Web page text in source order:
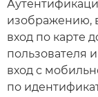
изображению,
вход по карте
пользователя
вход с
по